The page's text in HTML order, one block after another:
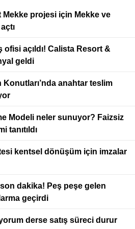
projesi için Mekke ve
ofisi açıldı! Calista Resort &
geldi
anahtar teslim
Modeli neler sunuyor? Faizsiz
tanıtıldı
kentsel dönüşüm için imzalar
dakika! Peş peşe gelen
geçirdi
derse satış süreci durur